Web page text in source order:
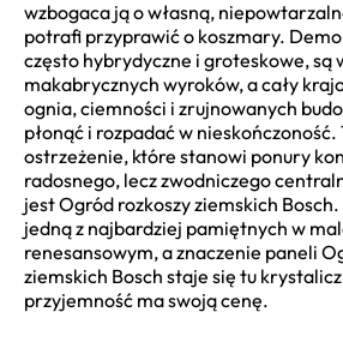
wzbogaca ją o własną,
potrafi przyprawić o koszmary.
często hybrydyczne i groteskowe, są
makabrycznych wyroków, a cały
ognia, ciemności i zrujnowanych
płonąć i rozpadać w nieskończoność.
ostrzeżenie, które stanowi ponury
radosnego, lecz zwodniczego
jest Ogród rozkoszy ziemskich
jedną z najbardziej pamiętnych w
renesansowym, a znaczenie paneli
ziemskich Bosch staje się tu
przyjemność ma swoją cenę.